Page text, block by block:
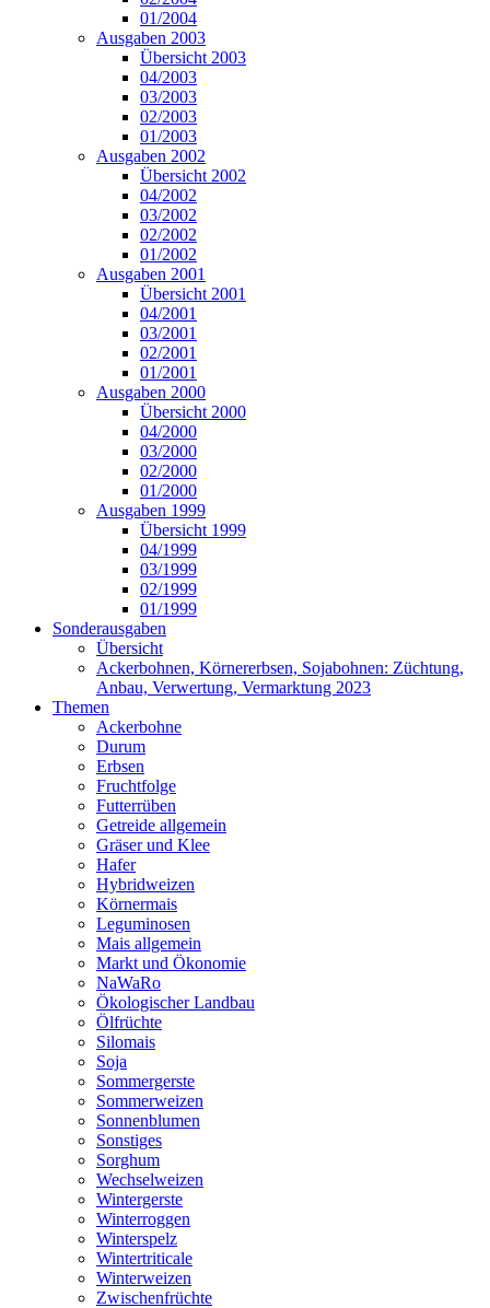
01/2004
Ausgaben 2003
Übersicht 2003
04/2003
03/2003
02/2003
01/2003
Ausgaben 2002
Übersicht 2002
04/2002
03/2002
02/2002
01/2002
Ausgaben 2001
Übersicht 2001
04/2001
03/2001
02/2001
01/2001
Ausgaben 2000
Übersicht 2000
04/2000
03/2000
02/2000
01/2000
Ausgaben 1999
Übersicht 1999
04/1999
03/1999
02/1999
01/1999
Sonderausgaben
Übersicht
Ackerbohnen, Körnererbsen, Sojabohnen: Züchtung,
Anbau, Verwertung, Vermarktung 2023
Themen
Ackerbohne
Durum
Erbsen
Fruchtfolge
Futterrüben
Getreide allgemein
Gräser und Klee
Hafer
Hybridweizen
Körnermais
Leguminosen
Mais allgemein
Markt und Ökonomie
NaWaRo
Ökologischer Landbau
Ölfrüchte
Silomais
Soja
Sommergerste
Sommerweizen
Sonnenblumen
Sonstiges
Sorghum
Wechselweizen
Wintergerste
Winterroggen
Winterspelz
Wintertriticale
Winterweizen
Zwischenfrüchte